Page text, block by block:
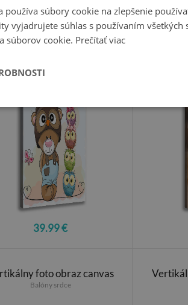
foto obraz na plátne do
obývačky
39.99 €
Vertikálny
foto obraz canvas
Balóny srdce
používa súbory cookie na zlepšenie
vyjadrujete súhlas s používaním všetkých
súborov cookie. Prečítať viac